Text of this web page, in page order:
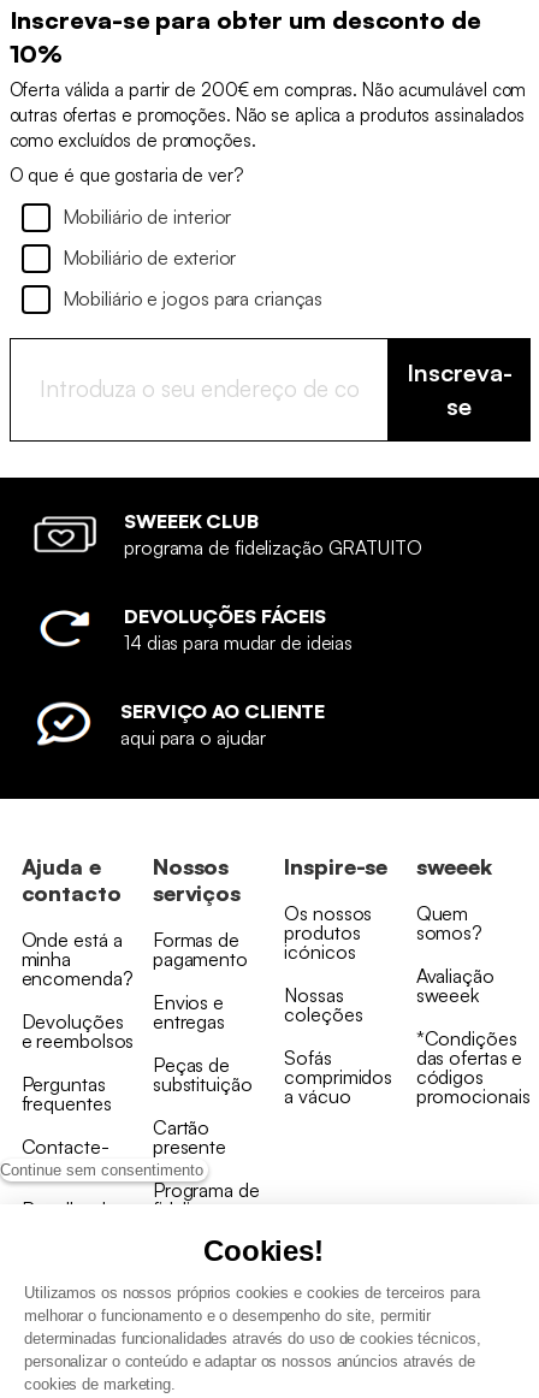
Continue sem consentimento
Cookies!
Utilizamos os nossos próprios cookies e cookies de terceiros para
melhorar o funcionamento e o desempenho do site, permitir
determinadas funcionalidades através do uso de cookies técnicos,
personalizar o conteúdo e adaptar os nossos anúncios através de
cookies de marketing.
Inscreva-se para obter um desconto de
10%
Oferta válida a partir de 200€ em compras. Não acumulável com
outras ofertas e promoções. Não se aplica a produtos assinalados
como excluídos de promoções.
O que é que gostaria de ver?
Mobiliário de interior
Mobiliário de exterior
Mobiliário e jogos para crianças
Inscreva-
se
SWEEEK CLUB
programa de fidelização GRATUITO
DEVOLUÇÕES FÁCEIS
14 dias para mudar de ideias
SERVIÇO AO CLIENTE
aqui para o ajudar
Ajuda e
contacto
Onde está a
minha
encomenda?
Devoluções
e reembolsos
Perguntas
frequentes
Contacte-
nos
Recolha de
Nossos
serviços
Formas de
pagamento
Envios e
entregas
Peças de
substituição
Cartão
presente
Programa de
fidelizaçao
Inspire-se
Os nossos
produtos
icónicos
Nossas
coleções
Sofás
comprimidos
a vácuo
sweeek
Quem
somos?
Avaliação
sweeek
*Condições
das ofertas e
códigos
promocionais
Termos e Condições Gerais de Venda e Aviso Legal